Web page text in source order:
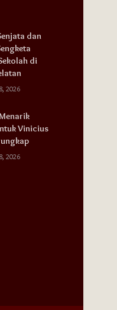
dan
di
2026
Vinicius
2026